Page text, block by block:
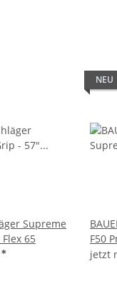
Supreme
65
*
NEU
F50
jetzt